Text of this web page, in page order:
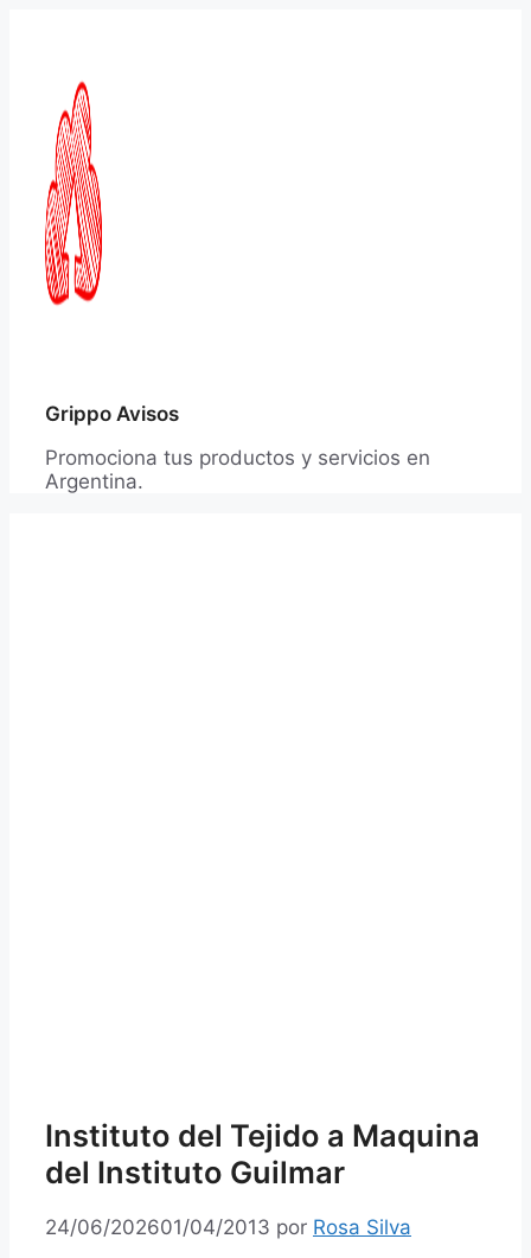
Grippo Avisos
Promociona tus productos y servicios en
Argentina.
Instituto del Tejido a Maquina
del Instituto Guilmar
24/06/202601/04/2013 por Rosa Silva